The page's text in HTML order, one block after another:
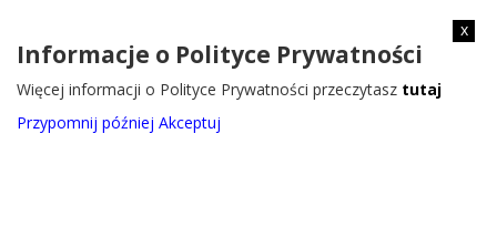
x
Informacje o Polityce Prywatności
Więcej informacji o Polityce Prywatności przeczytasz tutaj
Przypomnij później Akceptuj